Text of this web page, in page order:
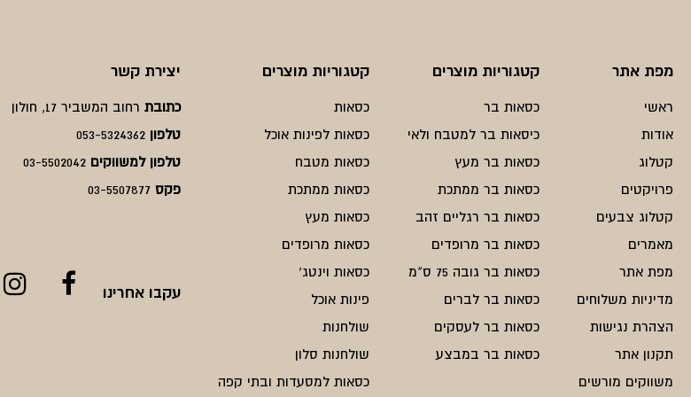
מפת אתר
ראשי
אודות
קטלוג
פרויקטים
קטלוג צבעים
מאמרים
מפת אתר
מדיניות משלוחים
הצהרת נגישות
תקנון אתר
משווקים מורשים
קטגוריות מוצרים
כסאות בר
כיסאות בר למטבח ולאי
כסאות בר מעץ
כסאות בר ממתכת
כסאות בר רגליים זהב
כסאות בר מרופדים
כסאות בר גובה 75 ס"מ
כסאות בר לברים
כסאות בר לעסקים
כסאות בר במבצע
קטגוריות מוצרים
כסאות
כסאות לפינות אוכל
כסאות מטבח
כסאות ממתכת
כסאות מעץ
כסאות מרופדים
כסאות וינטג'
פינות אוכל
שולחנות
שולחנות סלון
כסאות למסעדות ובתי קפה
יצירת קשר
כתובת רחוב המשביר 17, חולון
טלפון 053-5324362
טלפון למשווקים 03-5502042
פקס03-5507877
עקבו אחרינו